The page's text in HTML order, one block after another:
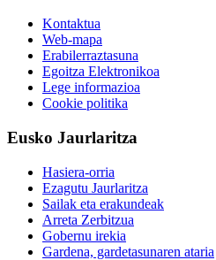
Kontaktua
Web-mapa
Erabilerraztasuna
Egoitza Elektronikoa
Lege informazioa
Cookie politika
Eusko Jaurlaritza
Hasiera-orria
Ezagutu Jaurlaritza
Sailak eta erakundeak
Arreta Zerbitzua
Gobernu irekia
Gardena, gardetasunaren ataria